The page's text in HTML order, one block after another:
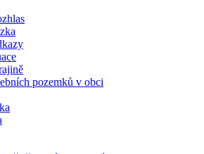
pozemků v obci